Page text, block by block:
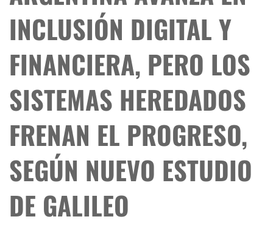
INCLUSIÓN DIGITAL Y
FINANCIERA, PERO LOS
SISTEMAS HEREDADOS
FRENAN EL PROGRESO,
SEGÚN NUEVO ESTUDIO
DE GALILEO